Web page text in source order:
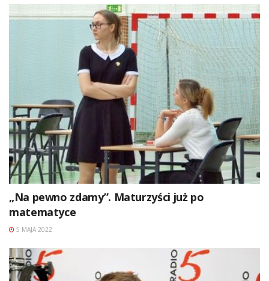
„Na pewno zdamy”. Maturzyści już po
matematyce
5 MAJA 2022